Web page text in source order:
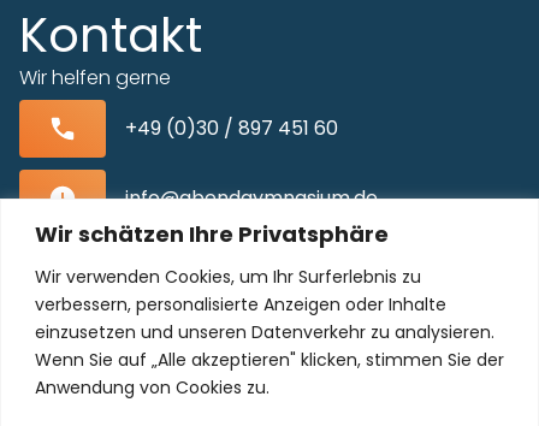
Wir schätzen Ihre Privatsphäre
Wir verwenden Cookies, um Ihr Surferlebnis zu
verbessern, personalisierte Anzeigen oder Inhalte
einzusetzen und unseren Datenverkehr zu analysieren.
Wenn Sie auf „Alle akzeptieren" klicken, stimmen Sie der
Anwendung von Cookies zu.
Kontakt
Wir helfen gerne
+49 (0)30 / 897 451 60
info@abendgymnasium.de
Blissestraße 22, 10713 Berlin-Wilmersdorf
Unser Kollegium freut sich auf Sie!